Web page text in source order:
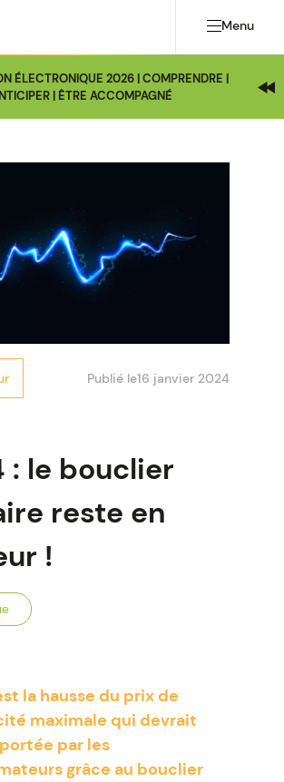
Menu
ÉLECTRONIQUE 2026 | COMPRENDRE |
| ÊTRE ACCOMPAGNÉ
Publié le16 janvier 2024
: le bouclier
reste en
!
la hausse du prix de
maximale qui devrait
par les
grâce au bouclier